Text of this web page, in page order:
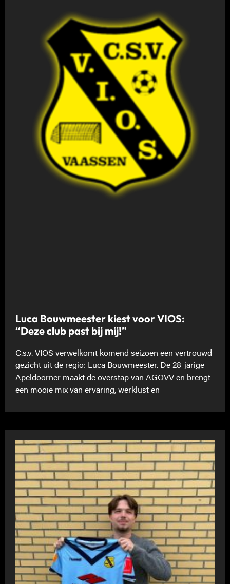
Luca Bouwmeester kiest voor VIOS:
“Deze club past bij mij!”
C.s.v. VIOS verwelkomt komend seizoen een vertrouwd
gezicht uit de regio: Luca Bouwmeester. De 28-jarige
Apeldoorner maakt de overstap van AGOVV en brengt
een mooie mix van ervaring, werklust en